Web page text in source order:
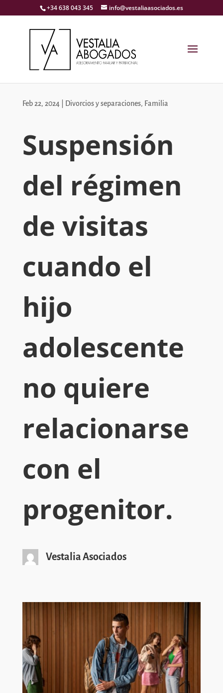
+34 638 043 345 info@vestaliaasociados.es
Feb 22, 2024| Divorcios y separaciones, Familia
Suspensión
del régimen
de visitas
cuando el
hijo
adolescente
no quiere
relacionarse
con el
progenitor.
Vestalia Asociados